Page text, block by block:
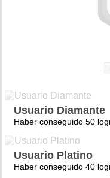
Usuario Diamante
Haber conseguido 50
Usuario Platino
Haber conseguido 40